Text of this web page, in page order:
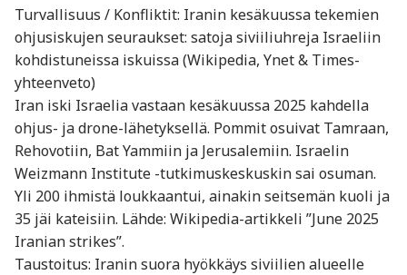
Turvallisuus / Konfliktit: Iranin kesäkuussa tekemien
ohjusiskujen seuraukset: satoja siviiliuhreja Israeliin
kohdistuneissa iskuissa (Wikipedia, Ynet & Times-
yhteenveto)
Iran iski Israelia vastaan kesäkuussa 2025 kahdella
ohjus- ja drone-lähetyksellä. Pommit osuivat Tamraan,
Rehovotiin, Bat Yammiin ja Jerusalemiin. Israelin
Weizmann Institute -tutkimuskeskuskin sai osuman.
Yli 200 ihmistä loukkaantui, ainakin seitsemän kuoli ja
35 jäi kateisiin. Lähde: Wikipedia-artikkeli ”June 2025
Iranian strikes”.
Taustoitus: Iranin suora hyökkäys siviilien alueelle